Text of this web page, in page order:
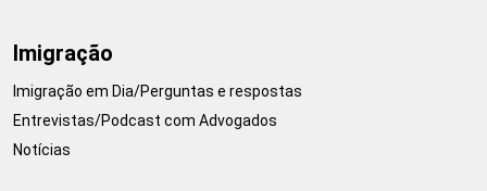
Imigração
Imigração em Dia/Perguntas e respostas
Entrevistas/Podcast com Advogados
Notícias